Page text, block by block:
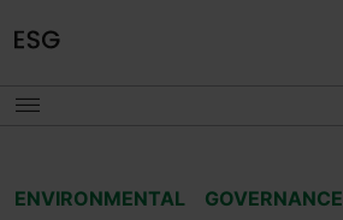
ENVIRONMENTAL GOVERNANCE